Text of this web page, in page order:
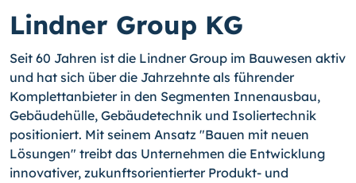
Lindner Group KG
Seit 60 Jahren ist die Lindner Group im Bauwesen aktiv
und hat sich über die Jahrzehnte als führender
Komplettanbieter in den Segmenten Innenausbau,
Gebäudehülle, Gebäudetechnik und Isoliertechnik
positioniert. Mit seinem Ansatz "Bauen mit neuen
Lösungen" treibt das Unternehmen die Entwicklung
innovativer, zukunftsorientierter Produkt- und